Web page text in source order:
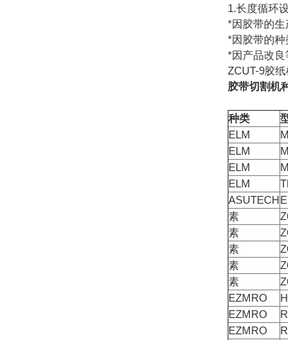
1.长度循环
*因胶带的生
*因胶带的种
*因产品改良
ZCUT-9胶
胶带切割机
种类
ELM
ELM
ELM
ELM
ASUTECH
素
素
素
素
素
EZMRO
EZMRO
EZMRO